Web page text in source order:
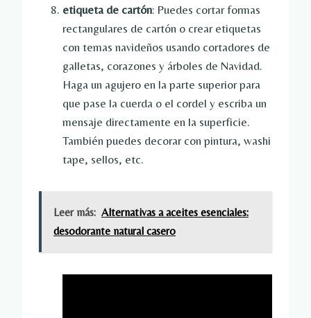
etiqueta de cartón: Puedes cortar formas
rectangulares de cartón o crear etiquetas
con temas navideños usando cortadores de
galletas, corazones y árboles de Navidad.
Haga un agujero en la parte superior para
que pase la cuerda o el cordel y escriba un
mensaje directamente en la superficie.
También puedes decorar con pintura, washi
tape, sellos, etc.
Leer más: Alternativas a aceites esenciales:
desodorante natural casero